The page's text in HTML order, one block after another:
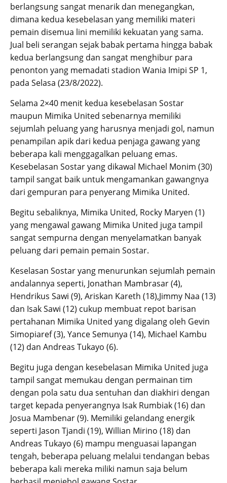
berlangsung sangat menarik dan menegangkan,
dimana kedua kesebelasan yang memiliki materi
pemain disemua lini memiliki kekuatan yang sama.
Jual beli serangan sejak babak pertama hingga babak
kedua berlangsung dan sangat menghibur para
penonton yang memadati stadion Wania Imipi SP 1,
pada Selasa (23/8/2022).
Selama 2×40 menit kedua kesebelasan Sostar
maupun Mimika United sebenarnya memiliki
sejumlah peluang yang harusnya menjadi gol, namun
penampilan apik dari kedua penjaga gawang yang
beberapa kali menggagalkan peluang emas.
Kesebelasan Sostar yang dikawal Michael Monim (30)
tampil sangat baik untuk mengamankan gawangnya
dari gempuran para penyerang Mimika United.
Begitu sebaliknya, Mimika United, Rocky Maryen (1)
yang mengawal gawang Mimika United juga tampil
sangat sempurna dengan menyelamatkan banyak
peluang dari pemain pemain Sostar.
Keselasan Sostar yang menurunkan sejumlah pemain
andalannya seperti, Jonathan Mambrasar (4),
Hendrikus Sawi (9), Ariskan Kareth (18),Jimmy Naa (13)
dan Isak Sawi (12) cukup membuat repot barisan
pertahanan Mimika United yang digalang oleh Gevin
Simopiaref (3), Yance Semunya (14), Michael Kambu
(12) dan Andreas Tukayo (6).
Begitu juga dengan kesebelasan Mimika United juga
tampil sangat memukau dengan permainan tim
dengan pola satu dua sentuhan dan diakhiri dengan
target kepada penyerangnya Isak Rumbiak (16) dan
Josua Mambenar (9). Memiliki gelandang energik
seperti Jason Tjandi (19), Willian Mirino (18) dan
Andreas Tukayo (6) mampu menguasai lapangan
tengah, beberapa peluang melalui tendangan bebas
beberapa kali mereka miliki namun saja belum